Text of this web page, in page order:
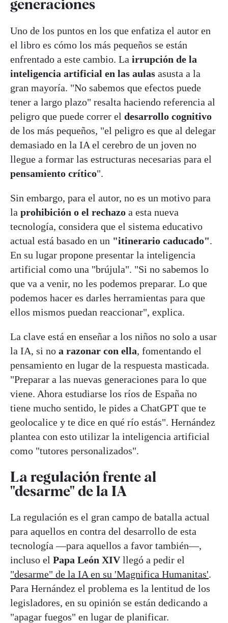
generaciones
Uno de los puntos en los que enfatiza el autor en
el libro es cómo los más pequeños se están
enfrentado a este cambio. La irrupción de la
inteligencia artificial en las aulas asusta a la
gran mayoría. "No sabemos que efectos puede
tener a largo plazo" resalta haciendo referencia al
peligro que puede correr el desarrollo cognitivo
de los más pequeños, "el peligro es que al delegar
demasiado en la IA el cerebro de un joven no
llegue a formar las estructuras necesarias para el
pensamiento crítico".
Sin embargo, para el autor, no es un motivo para
la prohibición o el rechazo a esta nueva
tecnología, considera que el sistema educativo
actual está basado en un "itinerario caducado".
En su lugar propone presentar la inteligencia
artificial como una "brújula". "Si no sabemos lo
que va a venir, no les podemos preparar. Lo que
podemos hacer es darles herramientas para que
ellos mismos puedan reaccionar", explica.
La clave está en enseñar a los niños no solo a usar
la IA, si no a razonar con ella, fomentando el
pensamiento en lugar de la respuesta masticada.
"Preparar a las nuevas generaciones para lo que
viene. Ahora estudiarse los ríos de España no
tiene mucho sentido, le pides a ChatGPT que te
geolocalice y te dice en qué río estás". Hernández
plantea con esto utilizar la inteligencia artificial
como "tutores personalizados".
La regulación frente al
"desarme" de la IA
La regulación es el gran campo de batalla actual
para aquellos en contra del desarrollo de esta
tecnología —para aquellos a favor también—,
incluso el Papa León XIVllegó a pedir el
"desarme" de la IA en su 'Magnifica Humanitas'.
Para Hernández el problema es la lentitud de los
legisladores, en su opinión se están dedicando a
"apagar fuegos" en lugar de planificar.